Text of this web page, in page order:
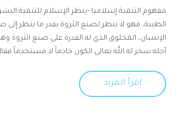
مفهوم التنمية إسلاميا -ينظر الإسلام للتنمية
الطيبة، فهو لا ينظر لصنع الثروة بقدر ما ينظر إلى
الإنسان، المخلوق الذي له القدرة على صنع الثروة
أجله سخر له الله تعالى الكون خادماً لا مستخدماً
اقرأ المزيد